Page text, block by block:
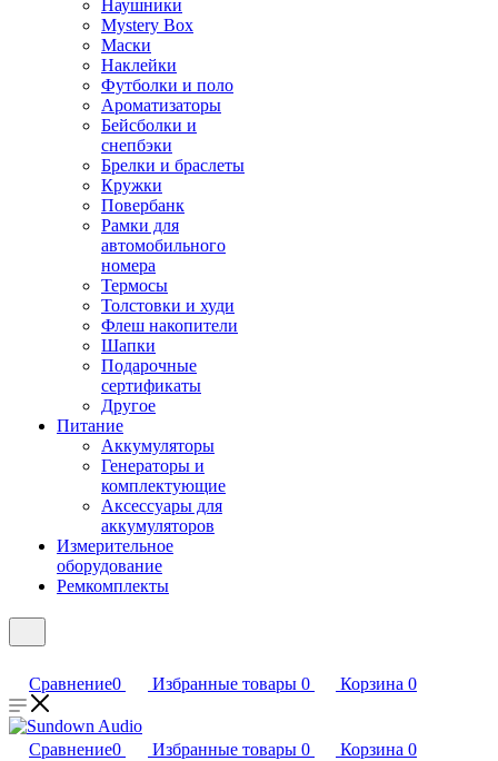
Наушники
Mystery Box
Маски
Наклейки
Футболки и поло
Ароматизаторы
Бейсболки и
снепбэки
Брелки и браслеты
Кружки
Повербанк
Рамки для
автомобильного
номера
Термосы
Толстовки и худи
Флеш накопители
Шапки
Подарочные
сертификаты
Другое
Питание
Аккумуляторы
Генераторы и
комплектующие
Аксессуары для
аккумуляторов
Измерительное
оборудование
Ремкомплекты
Сравнение0 Избранные товары 0 Корзина 0
Сравнение0 Избранные товары 0 Корзина 0